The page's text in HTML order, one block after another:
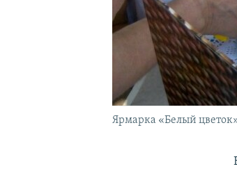
Ярмарка «Белый